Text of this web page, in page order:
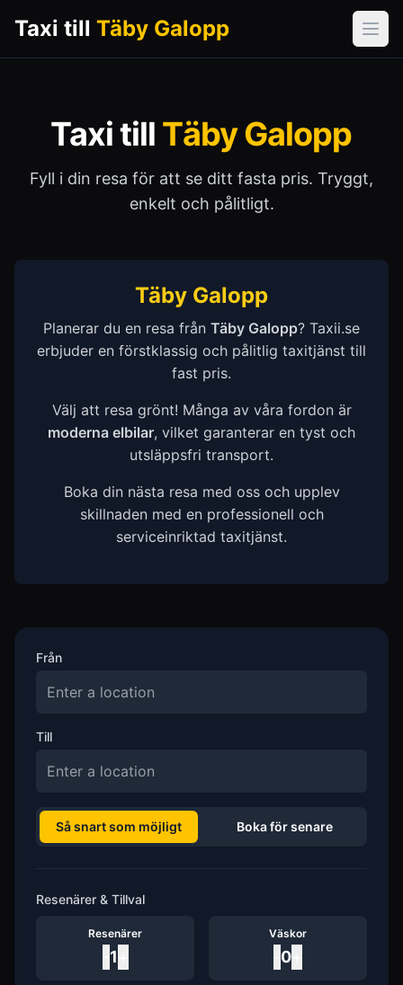
Taxi till Täby Galopp
Taxi till Täby Galopp
Fyll i din resa för att se ditt fasta pris. Tryggt,
enkelt och pålitligt.
Täby Galopp
Planerar du en resa från Täby Galopp? Taxii.se
erbjuder en förstklassig och pålitlig taxitjänst till
fast pris.
Välj att resa grönt! Många av våra fordon är
moderna elbilar, vilket garanterar en tyst och
utsläppsfri transport.
Boka din nästa resa med oss och upplev
skillnaden med en professionell och
serviceinriktad taxitjänst.
Från
Till
Så snart som möjligt Boka för senare
Resenärer & Tillval
Resenärer
1
Väskor
0